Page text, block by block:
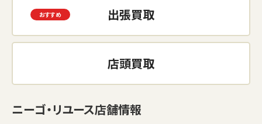
出張買取
店頭買取
ニーゴ・リユース店舗情報